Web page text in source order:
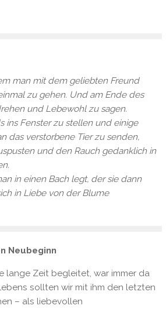
man mit dem geliebten Freund
zu gehen. Und am Ende des
und Lebewohl zu sagen.
ins Fenster zu stellen und einige
das verstorbene Tier zu senden,
und den Rauch gedanklich in
in einen Bach legt, der sie dann
in Liebe von der Blume
Neubeginn
lange Zeit begleitet, war immer da
sollten wir mit ihm den letzten
– als liebevollen